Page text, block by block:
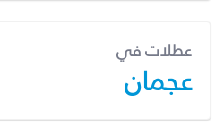
عطلات في
عجمان